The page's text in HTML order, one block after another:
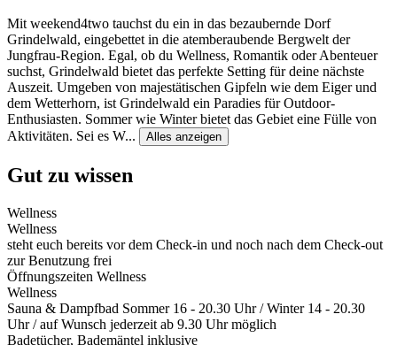
Mit weekend4two tauchst du ein in das bezaubernde Dorf
Grindelwald, eingebettet in die atemberaubende Bergwelt der
Jungfrau-Region. Egal, ob du Wellness, Romantik oder Abenteuer
suchst, Grindelwald bietet das perfekte Setting für deine nächste
Auszeit. Umgeben von majestätischen Gipfeln wie dem Eiger und
dem Wetterhorn, ist Grindelwald ein Paradies für Outdoor-
Enthusiasten. Sommer wie Winter bietet das Gebiet eine Fülle von
Aktivitäten. Sei es W... Alles anzeigen
Gut zu wissen
Wellness
Wellness
steht euch bereits vor dem Check-in und noch nach dem Check-out
zur Benutzung frei
Öffnungszeiten Wellness
Wellness
Sauna & Dampfbad Sommer 16 - 20.30 Uhr / Winter 14 - 20.30
Uhr / auf Wunsch jederzeit ab 9.30 Uhr möglich
Badetücher, Bademäntel inklusive